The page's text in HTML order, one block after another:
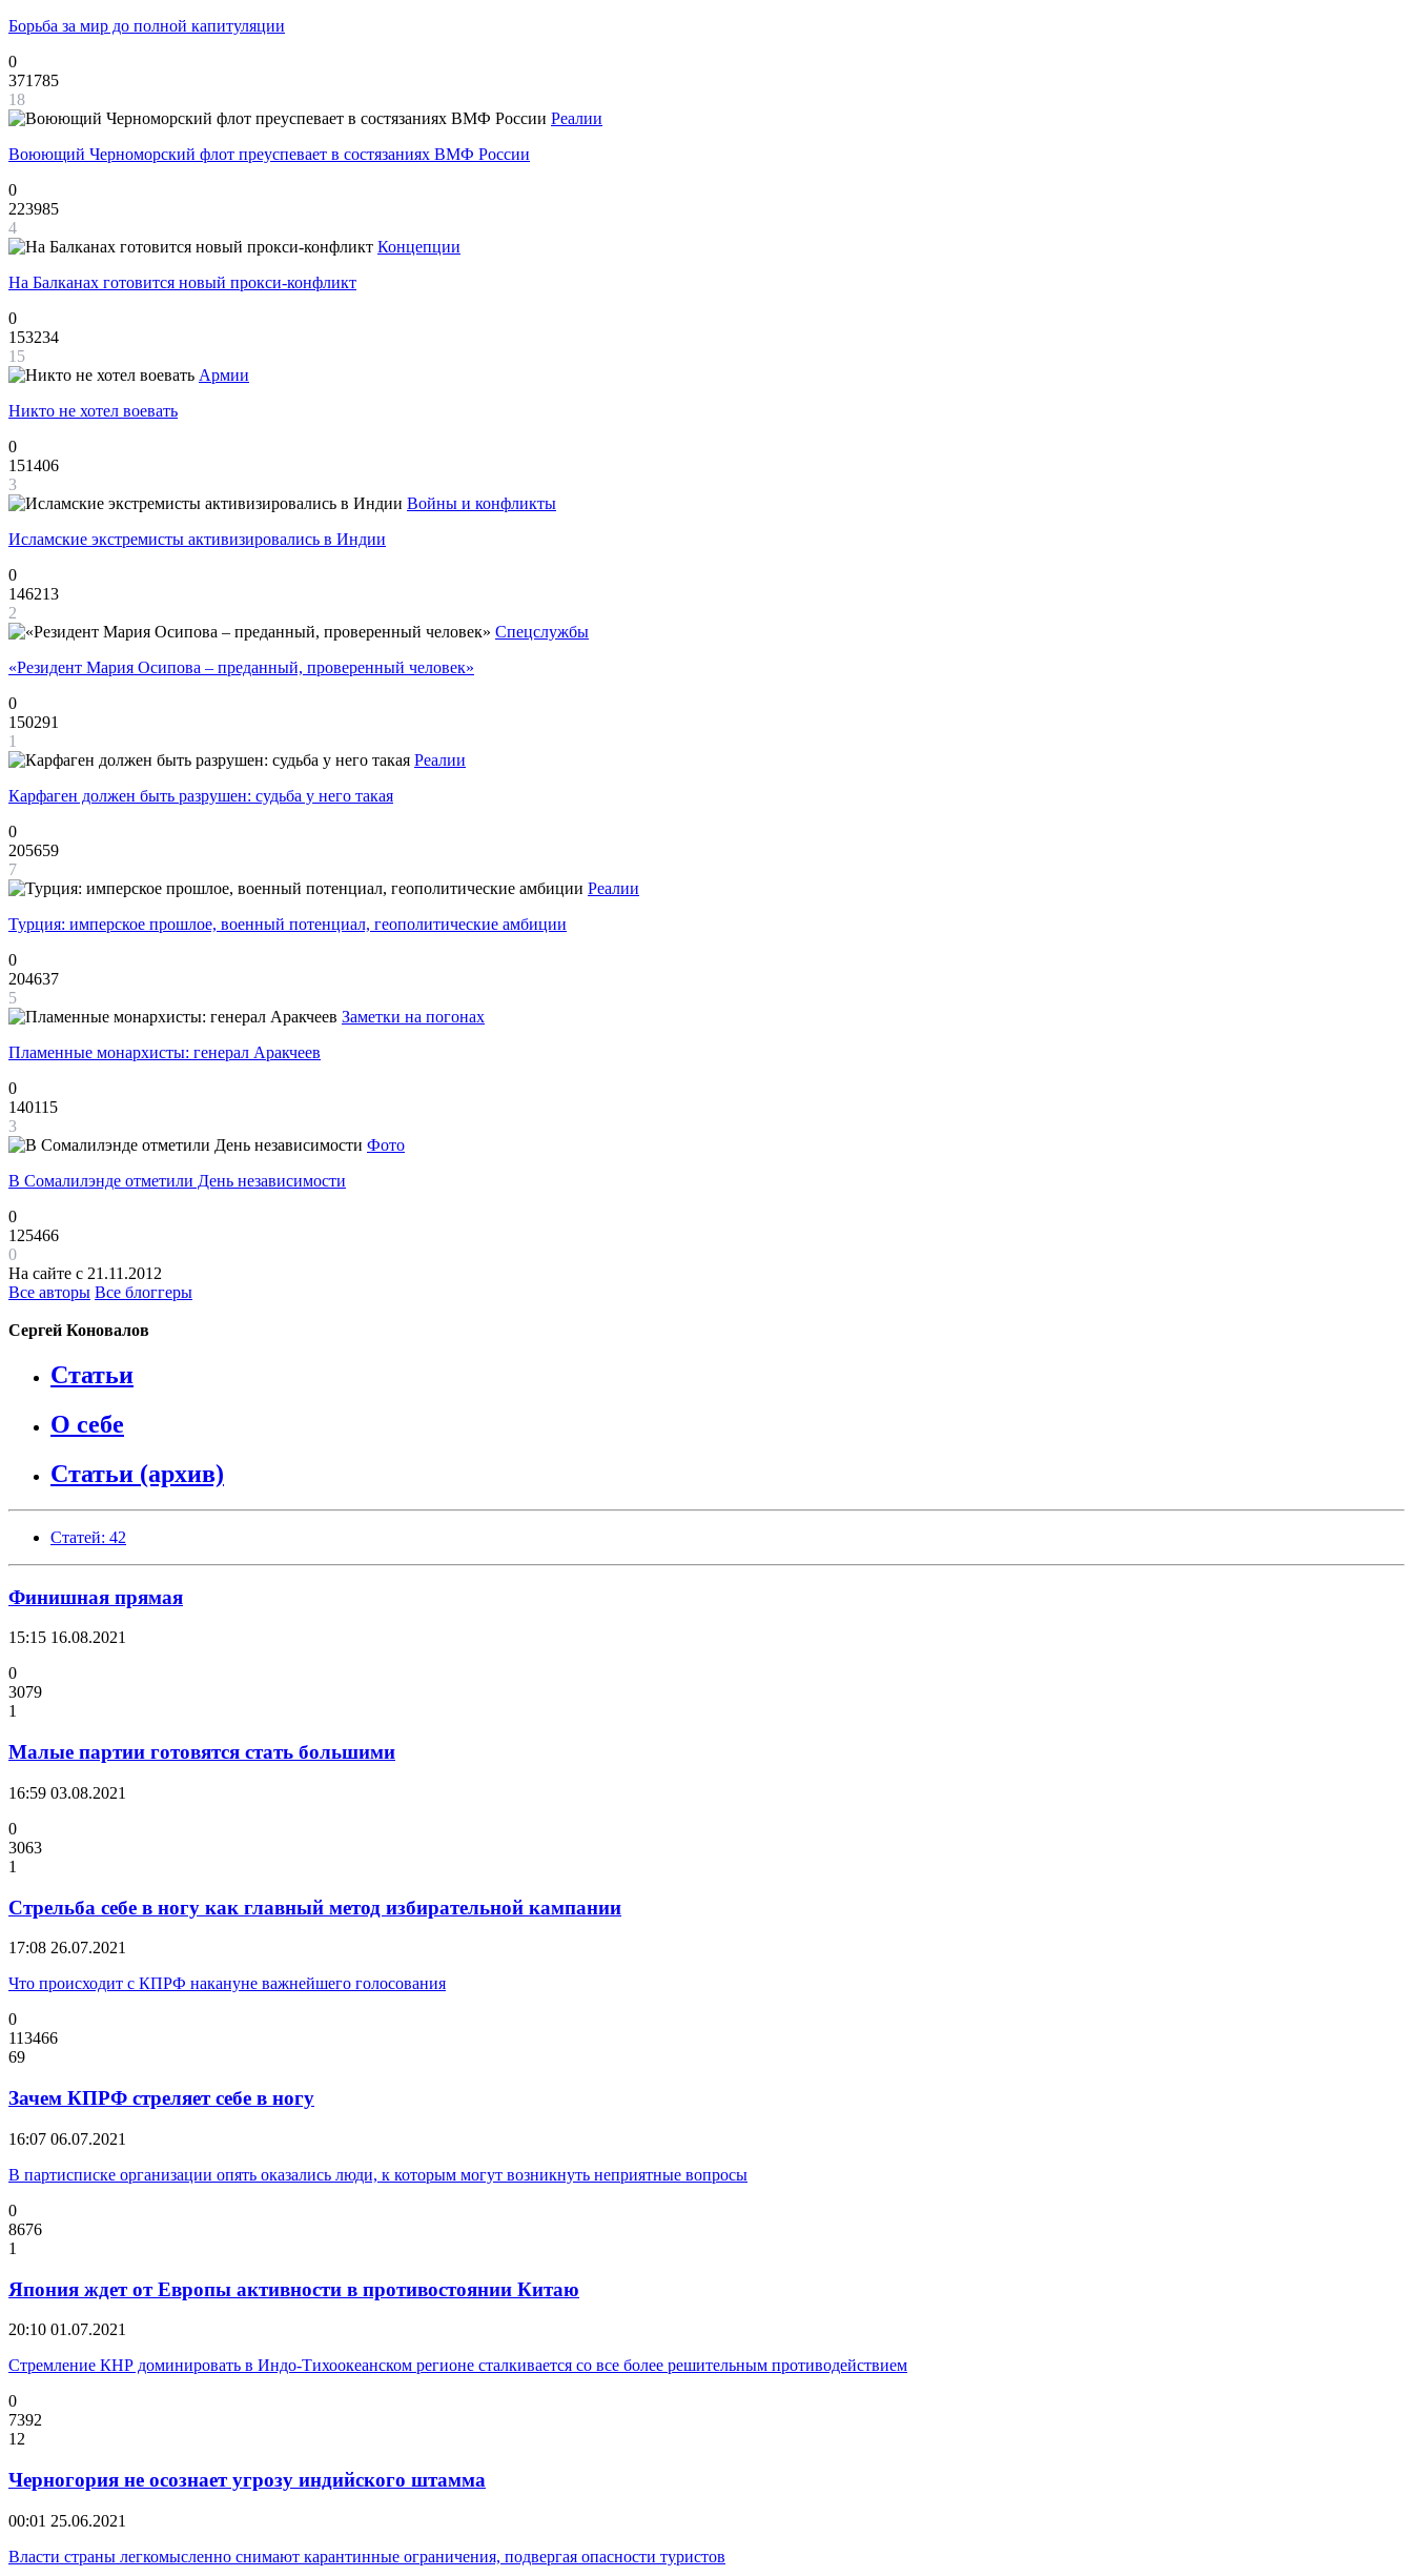
Борьба за мир до полной капитуляции
0
371785
18
Реалии
Воюющий Черноморский флот преуспевает в состязаниях ВМФ России
0
223985
4
Концепции
На Балканах готовится новый прокси-конфликт
0
153234
15
Армии
Никто не хотел воевать
0
151406
3
Войны и конфликты
Исламские экстремисты активизировались в Индии
0
146213
2
Спецслужбы
«Резидент Мария Осипова – преданный, проверенный человек»
0
150291
1
Реалии
Карфаген должен быть разрушен: судьба у него такая
0
205659
7
Реалии
Турция: имперское прошлое, военный потенциал, геополитические амбиции
0
204637
5
Заметки на погонах
Пламенные монархисты: генерал Аракчеев
0
140115
3
Фото
В Сомалилэнде отметили День независимости
0
125466
0
На сайте с 21.11.2012
Все авторы Все блоггеры
Сергей Коновалов
Статьи
О себе
Статьи (архив)
Статей: 42
Финишная прямая
15:15 16.08.2021
0
3079
1
Малые партии готовятся стать большими
16:59 03.08.2021
0
3063
1
Стрельба себе в ногу как главный метод избирательной кампании
17:08 26.07.2021
Что происходит с КПРФ накануне важнейшего голосования
0
113466
69
Зачем КПРФ стреляет себе в ногу
16:07 06.07.2021
В партисписке организации опять оказались люди, к которым могут возникнуть неприятные вопросы
0
8676
1
Япония ждет от Европы активности в противостоянии Китаю
20:10 01.07.2021
Стремление КНР доминировать в Индо-Тихоокеанском регионе сталкивается со все более решительным противодействием
0
7392
12
Черногория не осознает угрозу индийского штамма
00:01 25.06.2021
Власти страны легкомысленно снимают карантинные ограничения, подвергая опасности туристов